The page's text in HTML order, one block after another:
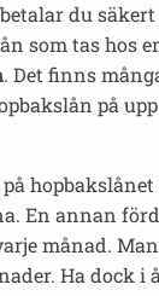
du
som tas hos
. Det finns
på
En annan
månad.
Ha dock